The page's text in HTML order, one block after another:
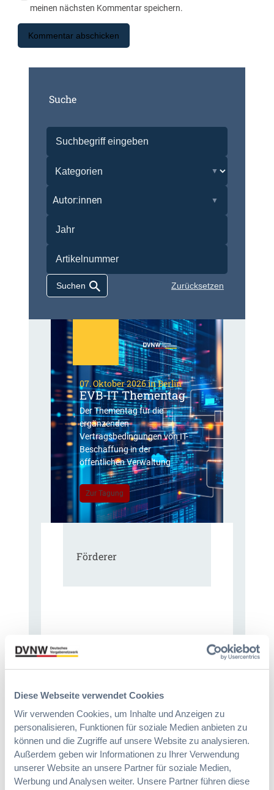
Diese Webseite verwendet Cookies
Wir verwenden Cookies, um Inhalte und Anzeigen zu
personalisieren, Funktionen für soziale Medien anbieten zu
können und die Zugriffe auf unsere Website zu analysieren.
Außerdem geben wir Informationen zu Ihrer Verwendung
unserer Website an unsere Partner für soziale Medien,
Werbung und Analysen weiter. Unsere Partner führen diese
meinen nächsten Kommentar speichern.
Suche
Autor:innen
Zurücksetzen
07. Oktober 2026 in Berlin
EVB-IT Thementag
Der Thementag für die
ergänzenden
Vertragsbedingungen von IT-
Beschaffung in der
öffentlichen Verwaltung
Zur Tagung
Förderer
Immer informiert bleiben!